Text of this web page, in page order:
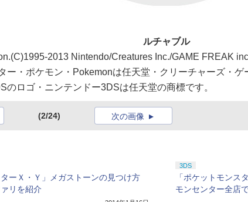
ルチャブル
2013 Nintendo/Creatures Inc./GAME FREAK
ー・ポケモン・Pokemonは任天堂・クリーチャーズ・ゲ
のロゴ・ニンテンドー3DSは任天堂の商標です。
(2/24) 次の画像
ターＸ・Ｙ」メガストーンの見つけ方
リを紹介
3DS
「ポケットモンス
モンセンター全店